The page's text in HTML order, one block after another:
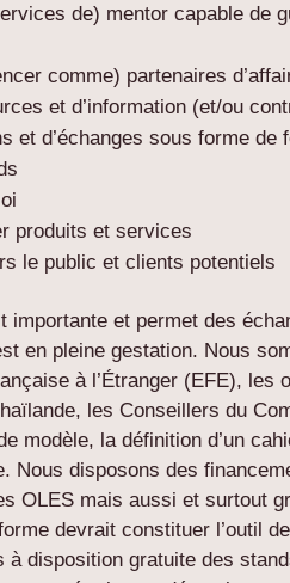
de) mentor capable de
comme) partenaires
et d’information (et/ou
et d’échanges sous forme de
produits et services
le public et clients potentiels
importante et permet des
en pleine gestation. Nous
à l’Étranger (EFE), les
les Conseillers du
modèle, la définition d’un
Nous disposons des
OLES mais aussi et surtout
devrait constituer l’outil
disposition gratuite des